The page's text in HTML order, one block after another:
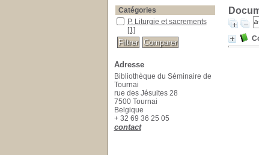
Catégories
P. Liturgie et sacrements
[1]
Adresse
Bibliothèque du Séminaire de
Tournai
rue des Jésuites 28
7500 Tournai
Belgique
+ 32 69 36 25 05
contact